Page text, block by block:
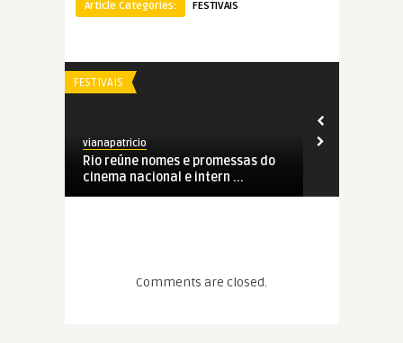
Article Categories:
FESTIVAIS
vianapatricio
Rio reúne nomes e promessas do
cinema nacional e intern ...
vianapatricio
Festival do Rio:
Comments are closed.